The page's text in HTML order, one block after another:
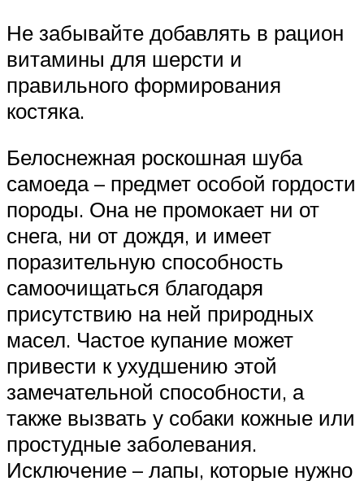
Не забывайте добавлять в рацион
витамины для шерсти и
правильного формирования
костяка.
Белоснежная роскошная шуба
самоеда – предмет особой гордости
породы. Она не промокает ни от
снега, ни от дождя, и имеет
поразительную способность
самоочищаться благодаря
присутствию на ней природных
масел. Частое купание может
привести к ухудшению этой
замечательной способности, а
также вызвать у собаки кожные или
простудные заболевания.
Исключение – лапы, которые нужно